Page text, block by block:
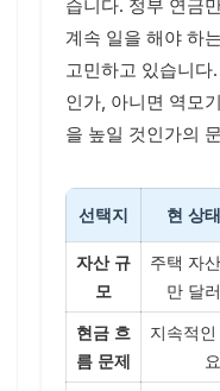
습니다. 정부 연금
계속 일을 해야 하
고민하고 있습니다
인가, 아니면 역모
을 높일 것인가의
선택지 현 상
자산 규
모
주택 자
만 달
현금 흐
름 문제
지속적
요